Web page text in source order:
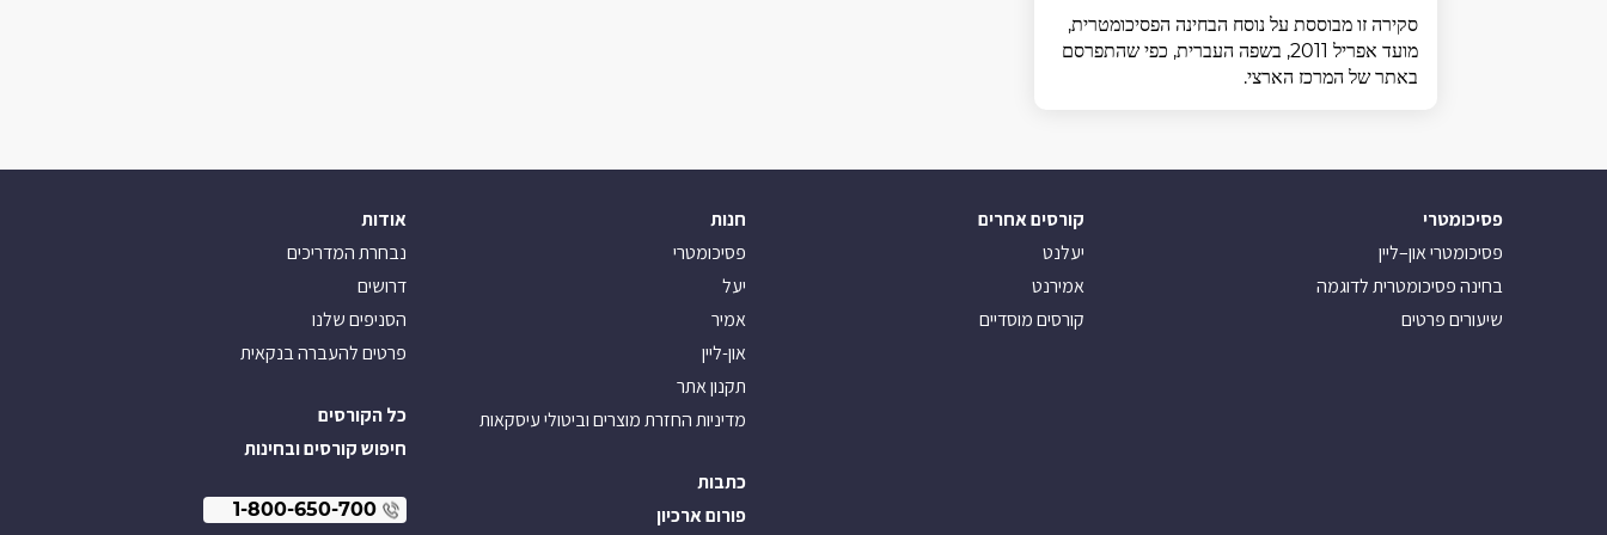
סקירה זו מבוססת על נוסח הבחינה הפסיכומטרית,
מועד אפריל 2011, בשפה העברית, כפי שהתפרסם
באתר של המרכז הארצי.
פסיכומטרי
פסיכומטרי און–ליין
בחינה פסיכומטרית לדוגמה
שיעורים פרטים
קורסים אחרים
יעלנט
אמירנט
קורסים מוסדיים
חנות
פסיכומטרי
יעל
אמיר
און-ליין
תקנון אתר
מדיניות החזרת מוצרים וביטולי עיסקאות
כתבות
פורום ארכיון
אודות
נבחרת המדריכים
דרושים
הסניפים שלנו
פרטים להעברה בנקאית
כל הקורסים
חיפוש קורסים ובחינות
1-800-650-700